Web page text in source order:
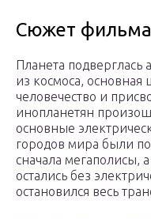
Сюжет фильма
Планета подверглась
из космоса,
человечество и
инопланетян
основные
городов мира были
сначала мегаполисы,
остались без
остановился весь